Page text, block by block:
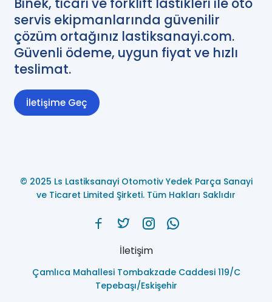
servis ekipmanlarında güvenilir
çözüm ortağınız lastiksanayi.com.
Güvenli ödeme, uygun fiyat ve hızlı
teslimat.
İletişime Geç
© 2025 Ls Lastiksanayi Otomotiv Yedek Parça Sanayi
ve Ticaret Limited Şirketi. Tüm Hakları Saklıdır
İletişim
Çamlıca Mahallesi Tombakzade Caddesi 119/C
Tepebaşı/Eskişehir